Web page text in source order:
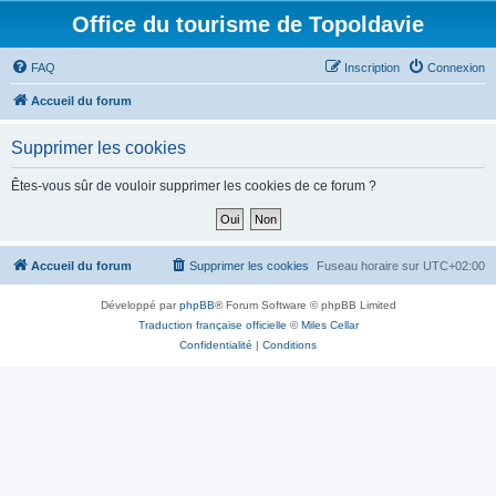
Office du tourisme de Topoldavie
FAQ Connexion
Inscription
Accueil du forum
Supprimer les cookies
Êtes-vous sûr de vouloir supprimer les cookies de ce forum ?
Accueil du forum Fuseau horaire sur UTC+02:00
Supprimer les cookies
Développé parphpBB® Forum Software © phpBB Limited
Traduction française officielle ©Miles Cellar
Confidentialité | Conditions